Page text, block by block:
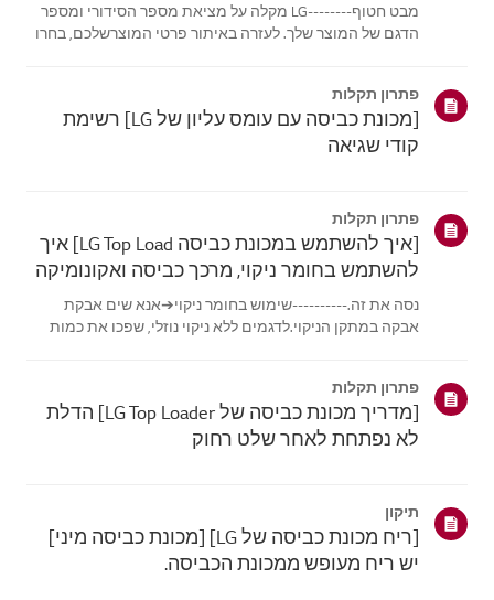
מבט חטוף--------LG מקלה על מציאת מספר הסידורי ומספר
הדגם של המוצר שלך. לעזרה באיתור פרטי המוצרשלכם, בחרו
עשויים להיות שונים מהמוצרשלך.טלו...
פתרון תקלות
[מכונת כביסה עם עומס עליון של LG] רשימת
קודי שגיאה
פתרון תקלות
[איך להשתמש במכונת כביסה LG Top Load] איך
להשתמש בחומר ניקוי, מרכך כביסה ואקונומיקה
נסה את זה.----------שימוש בחומר ניקוי➔אנא שים אבקת
אבקה במתקן הניקוי.לדגמים ללא ניקוי נוזלי, שפכו את כמות
Delay Wash, שכן השארת חומר הכביסה ע...
פתרון תקלות
[מדריך מכונת כביסה של LG Top Loader] הדלת
לא נפתחת לאחר שלט רחוק
תיקון
[ריח מכונת כביסה של LG] [מכונת כביסה מיני]
יש ריח מעופש ממכונת הכביסה.